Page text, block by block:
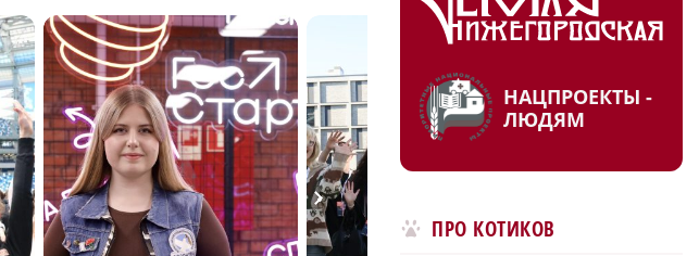
НАЦПРОЕКТЫ -
ЛЮДЯМ
ПРО КОТИКОВ